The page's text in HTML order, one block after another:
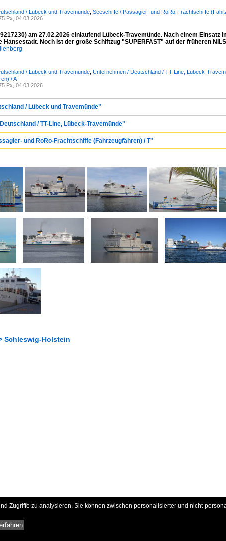
/ Lübeck und Travemünde Seeschiffe / Passagier- und RoRo-Frachtschiffe
Px, 04.03.2026
am 27.02.2026 einlaufend Lübeck-Travemünde. Nach einem
Hansestadt. Noch ist der große Schiftzug "SUPERFAST" auf der früheren
/ Lübeck und Travemünde Unternehmen / Deutschland / TT-Line, Lübeck-
/ A
Px, 04.03.2026
/ Lübeck und Travemünde"
/ TT-Line, Lübeck-Travemünde"
und RoRo-Frachtschiffe (Fahrzeugfähren) / T"
Schleswig-Holstein
Zugriffe zu analysieren. Sie können zwischen personalisierter und nicht-